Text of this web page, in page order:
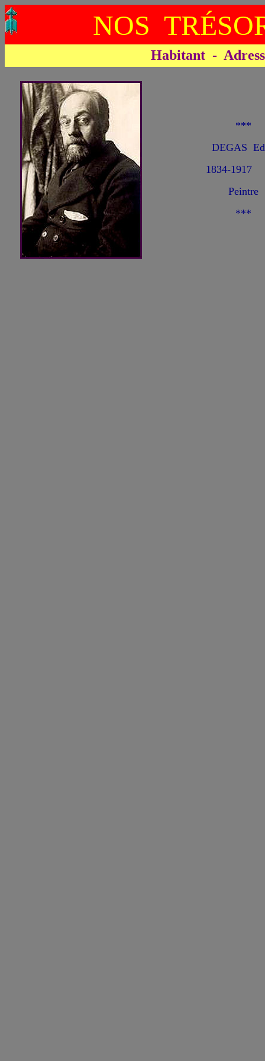
NOS
Habitant -
***
DEGAS
1834-1917
Peintre
***